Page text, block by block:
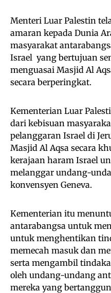
Menteri Luar Palestin
amaran kepada Dunia
masyarakat
Israel yang bertujuan
menguasai Masjid Al
secara berperingkat.
Kementerian Luar
dari kebisuan
pelanggaran Israel di
Masjid Al Aqsa secara
kerajaan haram Israel
melanggar undang-
konvensyen Geneva.
Kementerian itu
antarabangsa untuk
untuk menghentikan
memecah masuk dan
serta mengambil
oleh undang-undang
mereka yang